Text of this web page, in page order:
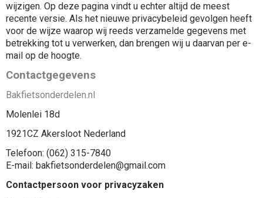
wijzigen. Op deze pagina vindt u echter altijd de meest
recente versie. Als het nieuwe privacybeleid gevolgen heeft
voor de wijze waarop wij reeds verzamelde gegevens met
betrekking tot u verwerken, dan brengen wij u daarvan per e-
mail op de hoogte.
Contactgegevens
Bakfietsonderdelen.nl
Molenlei 18d
1921CZ Akersloot Nederland
Telefoon: (062) 315-7840
E-mail: bakfietsonderdelen@gmail.com
Contactpersoon voor privacyzaken